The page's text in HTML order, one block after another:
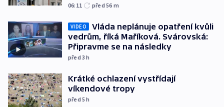
06:11 před 56 m
VIDEO
Vláda neplánuje opatření kvůli
vedrům, říká Maříková. Svárovská:
Připravme se na následky
před 3h
Krátké ochlazení vystřídají
víkendové tropy
před 5h